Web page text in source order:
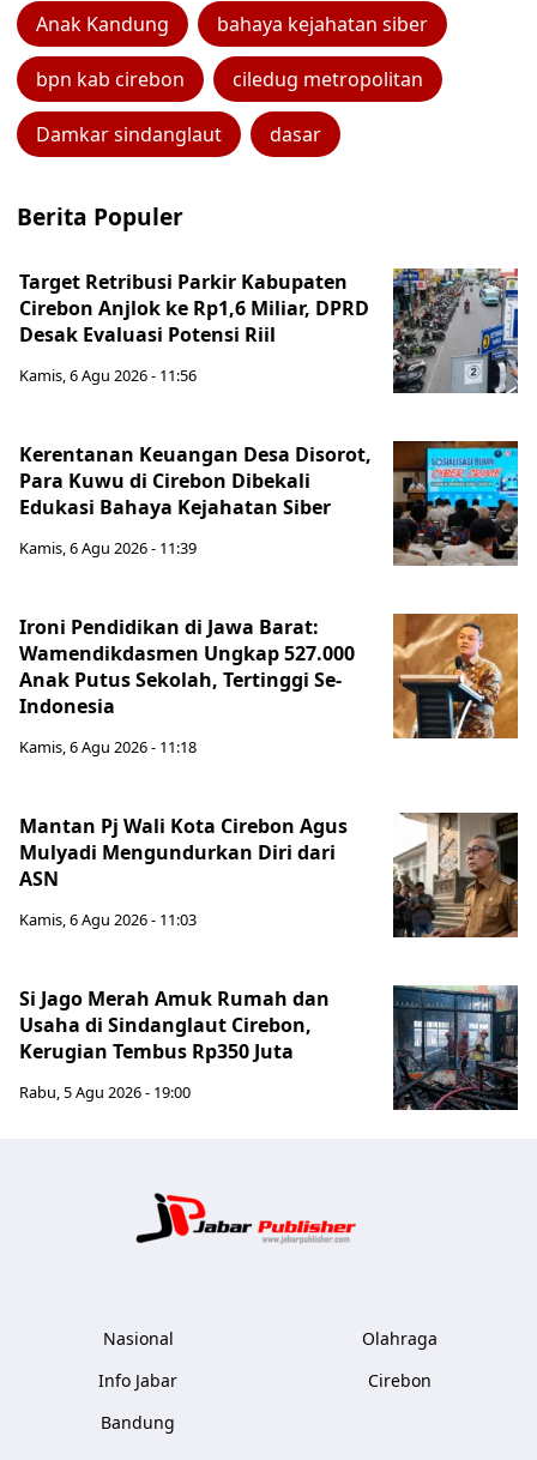
Anak Kandung bahaya kejahatan siber
bpn kab cirebon ciledug metropolitan
Damkar sindanglaut dasar
Berita Populer
Target Retribusi Parkir Kabupaten
Cirebon Anjlok ke Rp1,6 Miliar, DPRD
Desak Evaluasi Potensi Riil
Kamis, 6 Agu 2026 - 11:56
Kerentanan Keuangan Desa Disorot,
Para Kuwu di Cirebon Dibekali
Edukasi Bahaya Kejahatan Siber
Kamis, 6 Agu 2026 - 11:39
Ironi Pendidikan di Jawa Barat:
Wamendikdasmen Ungkap 527.000
Anak Putus Sekolah, Tertinggi Se-
Indonesia
Kamis, 6 Agu 2026 - 11:18
Mantan Pj Wali Kota Cirebon Agus
Mulyadi Mengundurkan Diri dari
ASN
Kamis, 6 Agu 2026 - 11:03
Si Jago Merah Amuk Rumah dan
Usaha di Sindanglaut Cirebon,
Kerugian Tembus Rp350 Juta
Rabu, 5 Agu 2026 - 19:00
Nasional
Info Jabar
Bandung
Olahraga
Cirebon